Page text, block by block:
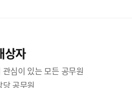
상자
관심이 있는 모든 공무원
당 공무원